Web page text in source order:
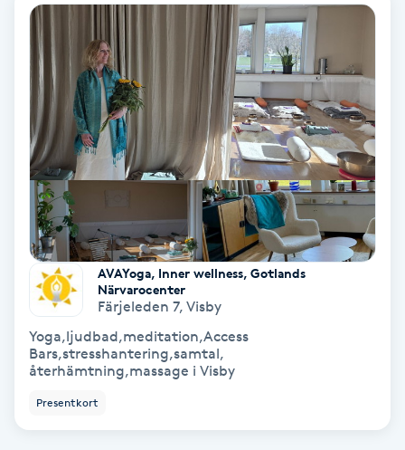
BIAB
Blowout
Bottenfärg
Brynformning
Brynfärgning
Brynplockning
Bröllopsuppsättning
AVAYoga, Inner wellness, Gotlands
Närvarocenter
Färjeleden 7, Visby
Yoga,ljudbad,meditation,Access
Bars,stresshantering,samtal,
återhämtning,massage i Visby
Presentkort